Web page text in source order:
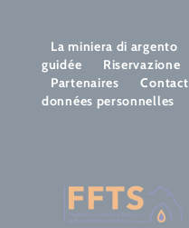
La miniera di argento
guidée
Riservazione
Partenaires
Contact
données personnelles